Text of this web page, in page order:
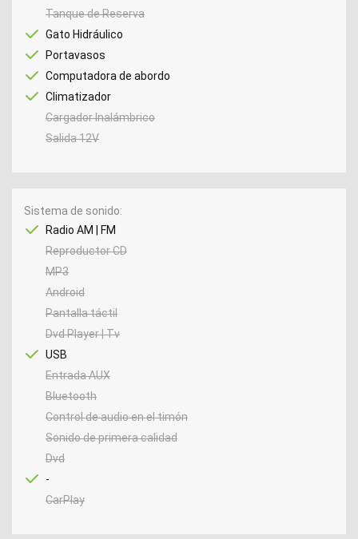
Tanque de Reserva
Gato Hidráulico
Portavasos
Computadora de abordo
Climatizador
Cargador Inalámbrico
Salida 12V
Sistema de sonido
Radio AM | FM
Reproductor CD
MP3
Android
Pantalla táctil
Dvd Player | Tv
USB
Entrada AUX
Bluetooth
Control de audio en el timón
Sonido de primera calidad
Dvd
-
CarPlay